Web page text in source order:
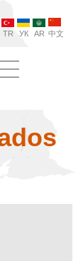
TR УК AR 中文